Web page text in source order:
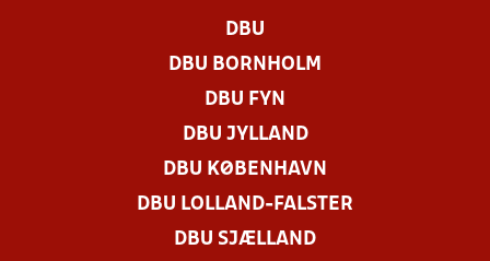
DBU
DBU BORNHOLM
DBU FYN
DBU JYLLAND
DBU KØBENHAVN
DBU LOLLAND-FALSTER
DBU SJÆLLAND